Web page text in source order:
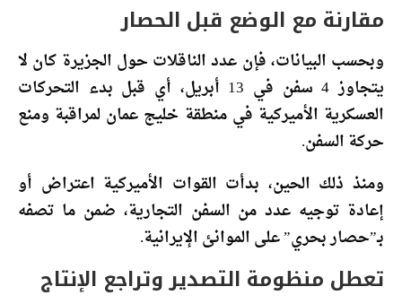
مقارنة مع الوضع قبل الحصار
وبحسب البيانات، فإن عدد الناقلات حول الجزيرة كان لا
يتجاوز 4 سفن في 13 أبريل، أي قبل بدء التحركات
العسكرية الأميركية في منطقة خليج عمان لمراقبة ومنع
حركة السفن.
ومنذ ذلك الحين، بدأت القوات الأميركية اعتراض أو
إعادة توجيه عدد من السفن التجارية، ضمن ما تصفه
بـ”حصار بحري” على الموانئ الإيرانية.
تعطل منظومة التصدير وتراجع الإنتاج